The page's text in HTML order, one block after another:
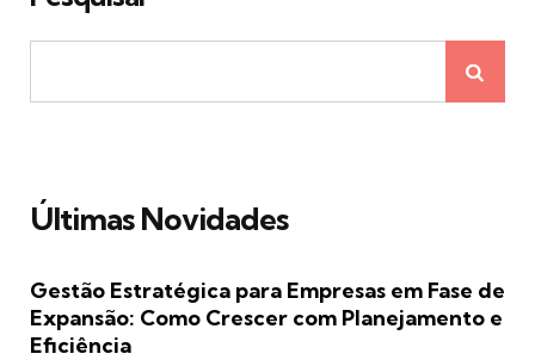
Últimas Novidades
Gestão Estratégica para Empresas em Fase de
Expansão: Como Crescer com Planejamento e
Eficiência